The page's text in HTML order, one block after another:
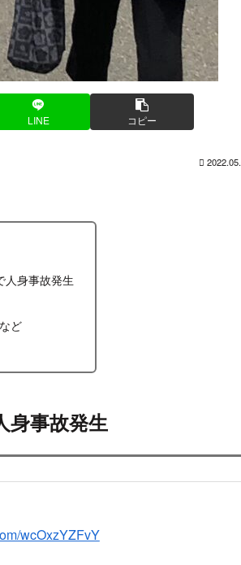
LINE コピー
身事故発生
ど
身事故発生
wcOxzYZFvY